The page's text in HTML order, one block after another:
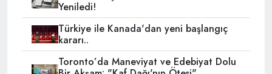
Yeniledi!
Türkiye ile Kanada'dan yeni başlangıç
kararı..
Toronto’da Maneviyat ve Edebiyat Dolu